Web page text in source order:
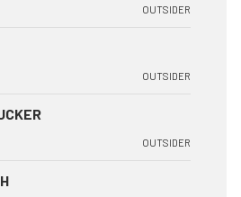
OUTSIDER
OUTSIDER
OUTSIDER